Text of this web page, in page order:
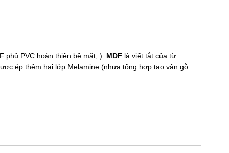
PVC hoàn thiện bề mặt, ). MDF là viết tắt của từ
ép thêm hai lớp Melamine (nhựa tổng hợp tạo vân gỗ